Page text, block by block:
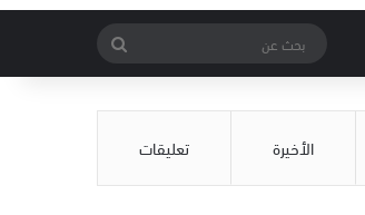
عن
الأخيرة تعليقات